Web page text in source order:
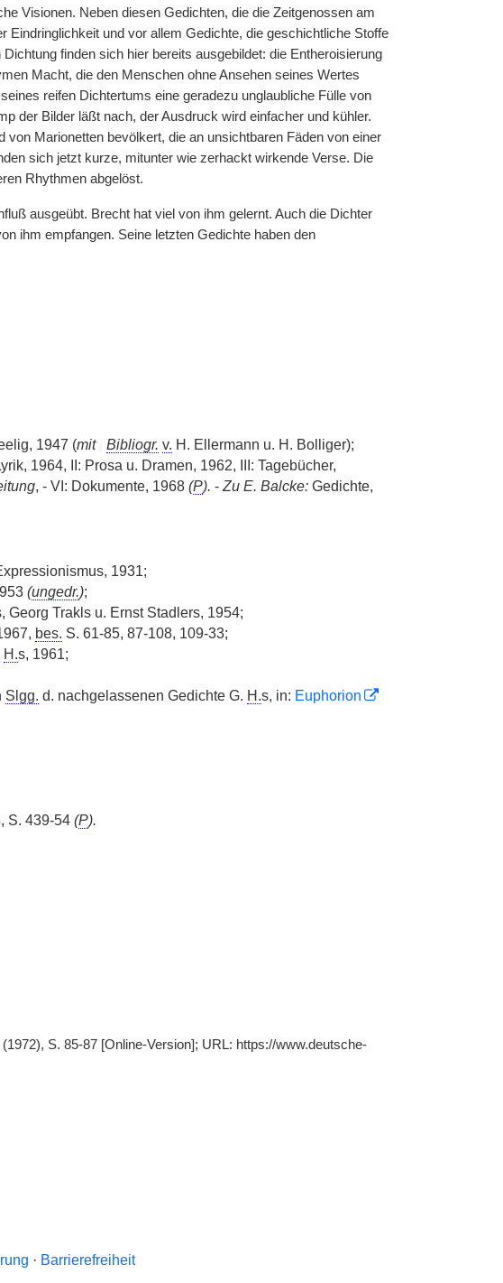
Visionen. Neben diesen Gedichten, die die Zeitgenossen am
und vor allem Gedichte, die geschichtliche Stoffe
finden sich hier bereits ausgebildet: die Entheroisierung
Macht, die den Menschen ohne Ansehen seines Wertes
reifen Dichtertums eine geradezu unglaubliche Fülle von
der Bilder läßt nach, der Ausdruck wird einfacher und kühler.
Marionetten bevölkert, die an unsichtbaren Fäden von einer
sich jetzt kurze, mitunter wie zerhackt wirkende Verse. Die
Rhythmen abgelöst.
ausgeübt. Brecht hat viel von ihm gelernt. Auch die Dichter
ihm empfangen. Seine letzten Gedichte haben den
1947 (mit Bibliogr. v. H. Ellermann u. H. Bolliger);
1964, II: Prosa u. Dramen, 1962, III: Tagebücher,
, - VI: Dokumente, 1968 (P). - Zu E. Balcke:Gedichte,
1931;
(ungedr.);
Georg Trakls u. Ernst Stadlers, 1954;
bes. S. 61-85, 87-108, 109-33;
H.s, 1961;
Slgg. d. nachgelassenen Gedichte G. H.s, in: Euphorion
S. 439-54 (P).
S. 85-87 [Online-Version]; URL: https://www.deutsche-
· Barrierefreiheit